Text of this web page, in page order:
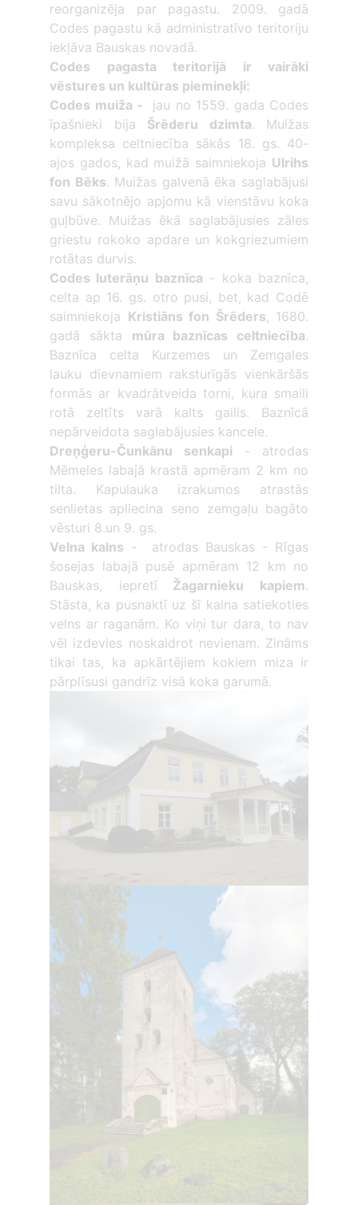
reorganizēja par pagastu. 2009. gadā
Codes pagastu kā administratīvo teritoriju
iekļāva Bauskas novadā.
Codes pagasta teritorijā ir vairāki
vēstures un kultūras pieminekļi:
Codes muiža -
jau no 1559. gada Codes
īpašnieki bija Šrēderu dzimta. Muižas
kompleksa celtniecība sākās 18. gs. 40-
ajos gados, kad muižā saimniekoja Ulrihs
fon Bēks. Muižas galvenā ēka saglabājusi
savu sākotnējo apjomu kā vienstāvu koka
guļbūve. Muižas ēkā saglabājusies zāles
griestu rokoko apdare un kokgriezumiem
rotātas durvis.
Codes luterāņu baznīca - koka baznīca,
celta ap 16. gs. otro pusi, bet, kad Codē
saimniekoja Kristiāns fon Šrēders, 1680.
gadā sākta mūra baznīcas celtniecība.
Baznīca celta Kurzemes un Zemgales
lauku dievnamiem raksturīgās vienkāršās
formās ar kvadrātveida torni, kura smaili
rotā zeltīts varā kalts gailis. Baznīcā
nepārveidota saglabājusies kancele.
Dreņģeru-Čunkānu senkapi - atrodas
Mēmeles labajā krastā apmēram 2 km no
tilta. Kapulauka izrakumos atrastās
senlietas apliecina seno zemgaļu bagāto
vēsturi 8.un 9. gs.
Velna kalns - atrodas Bauskas - Rīgas
šosejas labajā pusē apmēram 12 km no
Bauskas, iepretīŽagarnieku kapiem.
Stāsta, ka pusnaktī uz šī kalna satiekoties
velns ar raganām. Ko viņi tur dara, to nav
vēl izdevies noskaidrot nevienam. Zināms
tikai tas, ka apkārtējiem kokiem miza ir
pārplīsusi gandrīz visā koka garumā.